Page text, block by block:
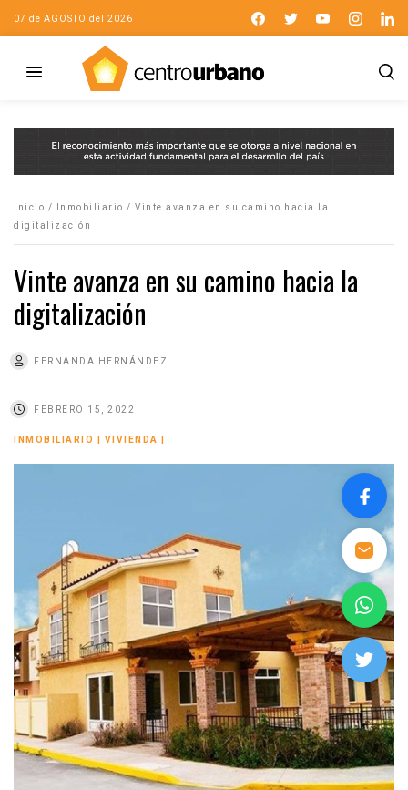
07 de AGOSTO del 2026
Inicio / Inmobiliario / Vinte avanza en su camino hacia la
digitalización
Vinte avanza en su camino hacia la
digitalización
FERNANDA HERNÁNDEZ
FEBRERO 15, 2022
INMOBILIARIO VIVIENDA